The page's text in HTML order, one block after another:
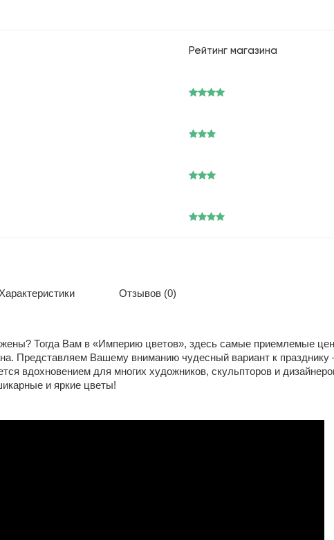
Рейтинг магазина
Характеристики Отзывов (0)
Тогда Вам в «Империю цветов», здесь самые приемлемые
Представляем Вашему вниманию чудесный вариант к
вдохновением для многих художников, скульпторов и
и яркие цветы!